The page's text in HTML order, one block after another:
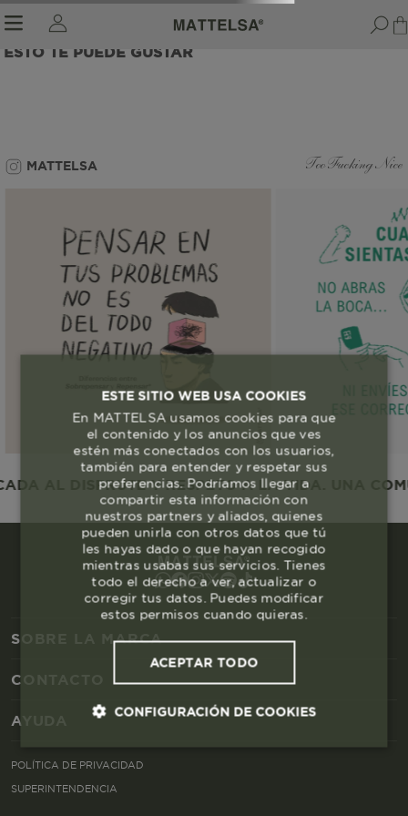
ESTO TE PUEDE GUSTAR
MATTELSA Too Fucking Nice
AL DISFRUTE Y RESPETO A LA VIDA. UNA
SOBRE LA MARCA
CONTACTO
AYUDA
POLÍTICA DE PRIVACIDAD
SUPERINTENDENCIA
ESTE SITIO WEB USA COOKIES
En MATTELSA usamos cookies para que
el contenido y los anuncios que ves
estén más conectados con los usuarios,
también para entender y respetar sus
preferencias. Podríamos llegar a
compartir esta información con
nuestros partners y aliados, quienes
pueden unirla con otros datos que tú
les hayas dado o que hayan recogido
mientras usabas sus servicios. Tienes
todo el derecho a ver, actualizar o
corregir tus datos. Puedes modificar
estos permisos cuando quieras.
ACEPTAR TODO
CONFIGURACIÓN DE COOKIES
Cookies esenciales y necesarias